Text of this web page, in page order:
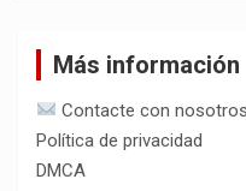
Más información
Contacte con nosotros
Política de privacidad
DMCA